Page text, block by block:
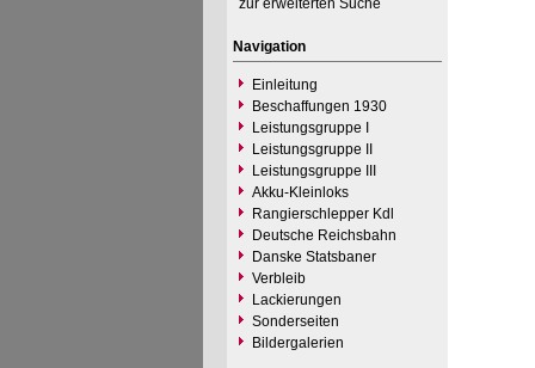
zur erweiterten Suche
Navigation
Einleitung
Beschaffungen 1930
Leistungsgruppe I
Leistungsgruppe II
Leistungsgruppe III
Akku-Kleinloks
Rangierschlepper Kdl
Deutsche Reichsbahn
Danske Statsbaner
Verbleib
Lackierungen
Sonderseiten
Bildergalerien